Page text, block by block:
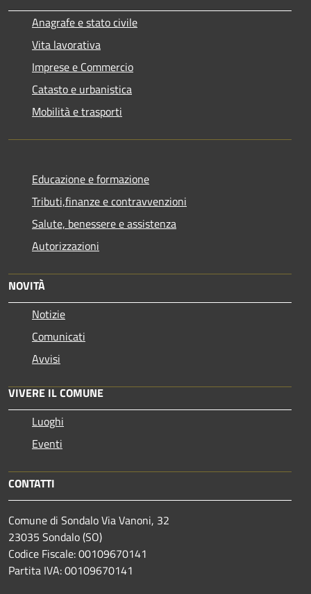
Anagrafe e stato civile
Vita lavorativa
Imprese e Commercio
Catasto e urbanistica
Mobilità e trasporti
Educazione e formazione
Tributi,finanze e contravvenzioni
Salute, benessere e assistenza
Autorizzazioni
NOVITÀ
Notizie
Comunicati
Avvisi
VIVERE IL COMUNE
Luoghi
Eventi
CONTATTI
Comune di Sondalo Via Vanoni, 32
23035 Sondalo (SO)
Codice Fiscale: 00109670141
Partita IVA: 00109670141